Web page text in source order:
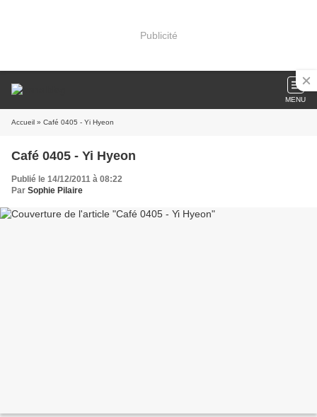
Publicité
MENU
Accueil » Café 0405 - Yi Hyeon
Café 0405 - Yi Hyeon
Publié le 14/12/2011 à 08:22
Par Sophie Pilaire